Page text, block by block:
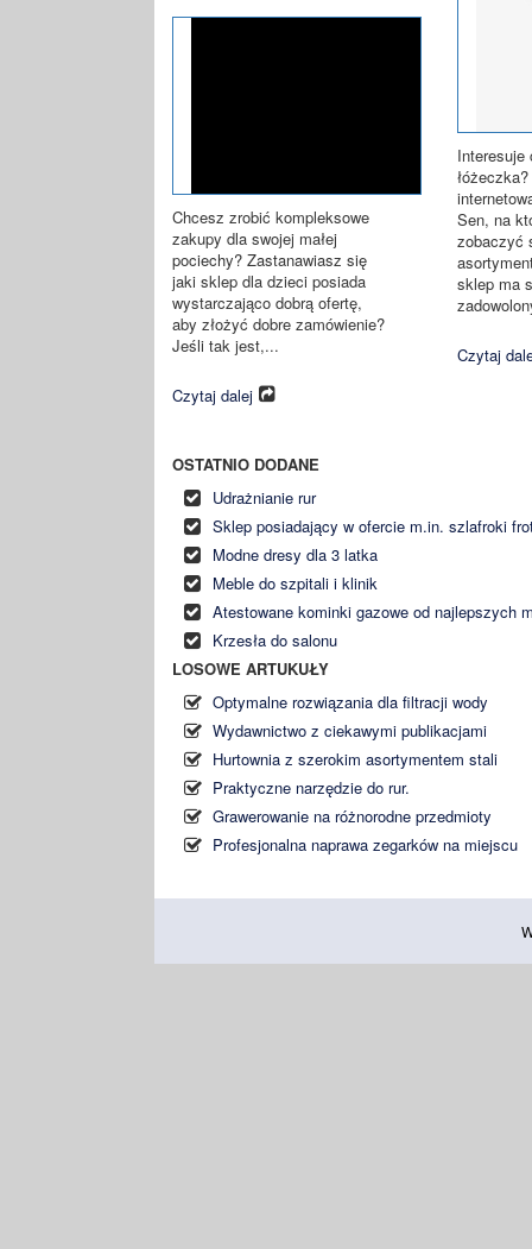
Chcesz zrobić kompleksowe
zakupy dla swojej małej
pociechy? Zastanawiasz się
jaki sklep dla dzieci posiada
wystarczająco dobrą ofertę,
aby złożyć dobre zamówienie?
Jeśli tak jest,...
Czytaj dalej
Interesuje
Sen, na
zobaczyć
sklep ma
Czytaj
OSTATNIO DODANE
Udrażnianie rur
Sklep posiadający w ofercie m.in. szlafroki
Modne dresy dla 3 latka
Meble do szpitali i klinik
Atestowane kominki gazowe od najlepszych
Krzesła do salonu
LOSOWE ARTUKUŁY
Optymalne rozwiązania dla filtracji wody
Wydawnictwo z ciekawymi publikacjami
Hurtownia z szerokim asortymentem stali
Praktyczne narzędzie do rur.
Grawerowanie na różnorodne przedmioty
Profesjonalna naprawa zegarków na miejscu